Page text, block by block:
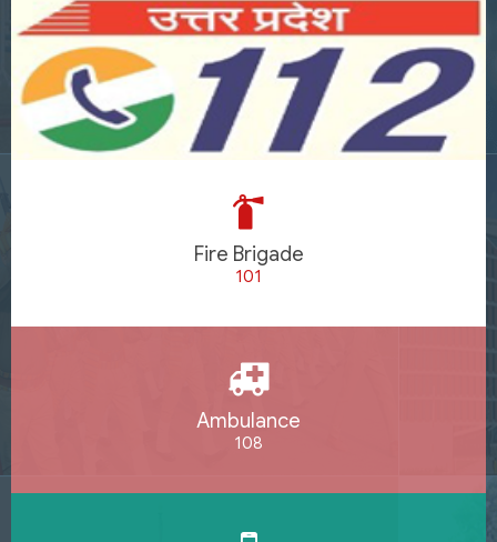
Fire Brigade
101
Ambulance
108